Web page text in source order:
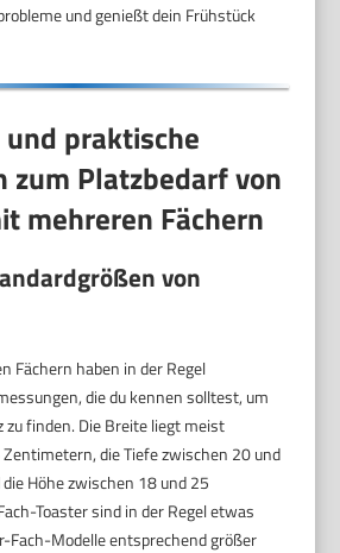
und genießt dein Frühstück
und praktische
zum Platzbedarf von
mehreren Fächern
von
Fächern haben in der Regel
die du kennen solltest, um
zu finden. Die Breite liegt meist
die Tiefe zwischen 20 und
Höhe zwischen 18 und 25
Toaster sind in der Regel etwas
Fach-Modelle entsprechend größer